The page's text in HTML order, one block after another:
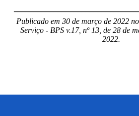
Publicado em 30 de março de 2022
Serviço - BPS v.17, nº 13, de 28 de
2022.